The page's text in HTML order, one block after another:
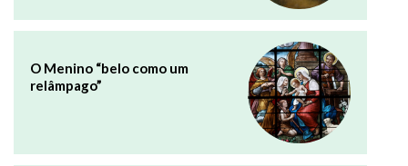
O Menino “belo como um
relâmpago”